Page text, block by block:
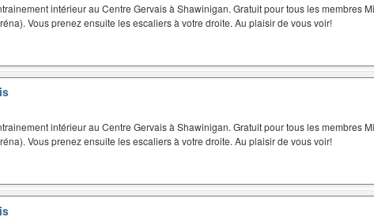
intérieur au Centre Gervais à Shawinigan. Gratuit pour tous les membres
Vous prenez ensuite les escaliers à votre droite. Au plaisir de vous voir!
intérieur au Centre Gervais à Shawinigan. Gratuit pour tous les membres
Vous prenez ensuite les escaliers à votre droite. Au plaisir de vous voir!